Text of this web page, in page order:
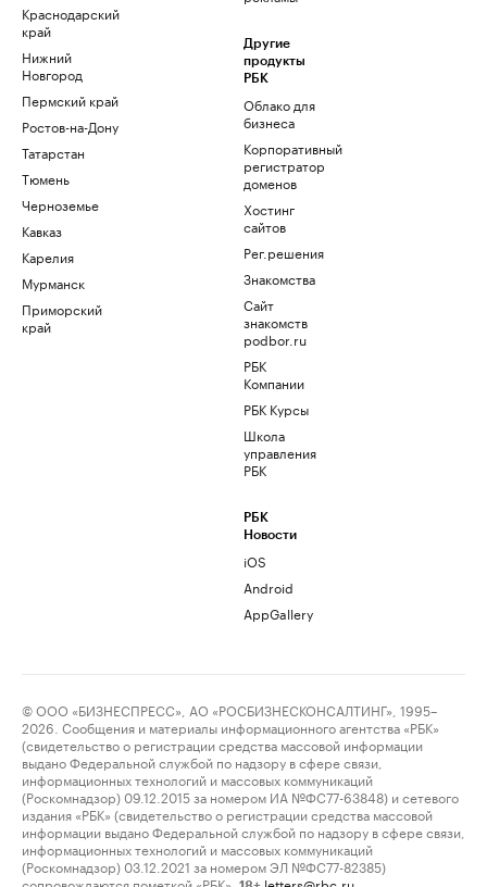
Краснодарский
край
Нижний
Новгород
Пермский край
Ростов-на-Дону
Татарстан
Тюмень
Черноземье
Кавказ
Карелия
Мурманск
Приморский
край
Другие
продукты
РБК
Облако для
бизнеса
Корпоративный
регистратор
доменов
Хостинг
сайтов
Рег.решения
Знакомства
Сайт
знакомств
podbor.ru
РБК
Компании
РБК Курсы
Школа
управления
РБК
РБК
Новости
iOS
Android
AppGallery
© ООО «БИЗНЕСПРЕСС», АО «РОСБИЗНЕСКОНСАЛТИНГ», 1995–
2026. Сообщения и материалы информационного агентства «РБК»
(свидетельство о регистрации средства массовой информации
выдано Федеральной службой по надзору в сфере связи,
информационных технологий и массовых коммуникаций
(Роскомнадзор) 09.12.2015 за номером ИА №ФС77-63848) и сетевого
издания «РБК» (свидетельство о регистрации средства массовой
информации выдано Федеральной службой по надзору в сфере связи,
информационных технологий и массовых коммуникаций
(Роскомнадзор) 03.12.2021 за номером ЭЛ №ФС77-82385)